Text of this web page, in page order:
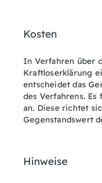
Kosten
In Verfahren über
Kraftloserklärung
entscheidet das
des Verfahrens. Es
an. Diese richtet
Gegenstandswert
Hinweise